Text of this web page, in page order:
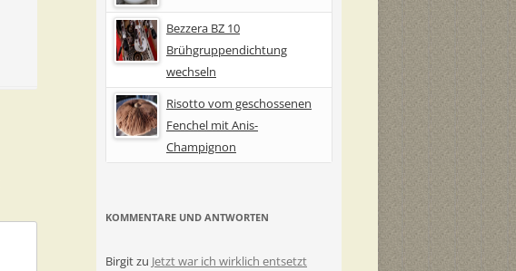
Bezzera BZ 10
Brühgruppendichtung
wechseln
Risotto vom geschossenen
Fenchel mit Anis-
Champignon
KOMMENTARE UND ANTWORTEN
Birgitzu Jetzt war ich wirklich entsetzt